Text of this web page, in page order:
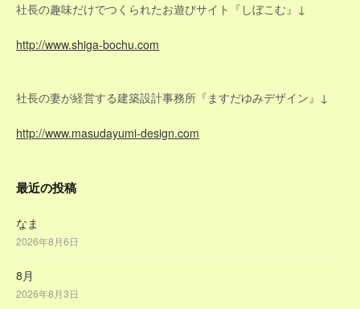
ョ
ン
社長の趣味だけでつくられたお遊びサイト『しぼこむ』↓
http://www.shiga-bochu.com
社長の妻が経営する建築設計事務所『ますだゆみデザイン』↓
http://www.masudayumi-design.com
最近の投稿
なま
2026年8月6日
8月
2026年8月3日